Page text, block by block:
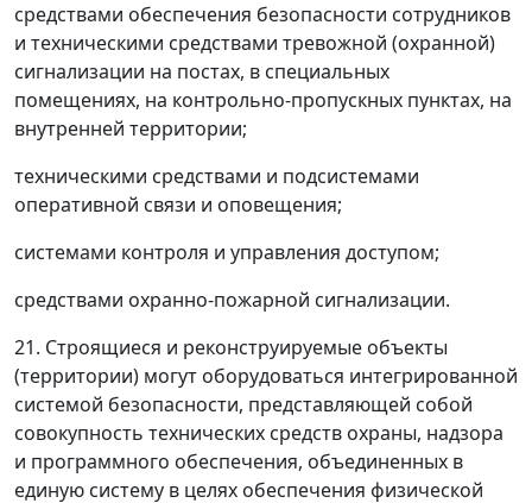
средствами обеспечения безопасности сотрудников
и техническими средствами тревожной (охранной)
сигнализации на постах, в специальных
помещениях, на контрольно-пропускных пунктах, на
внутренней территории;
техническими средствами и подсистемами
оперативной связи и оповещения;
системами контроля и управления доступом;
средствами охранно-пожарной сигнализации.
21. Строящиеся и реконструируемые объекты
(территории) могут оборудоваться интегрированной
системой безопасности, представляющей собой
совокупность технических средств охраны, надзора
и программного обеспечения, объединенных в
единую систему в целях обеспечения физической